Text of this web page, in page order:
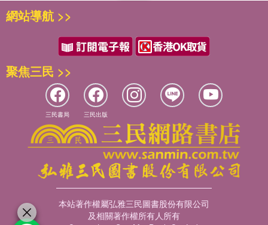
網站導航 >>
聚焦三民 >>
三民書局 三民出版
本站著作權屬弘雅三民圖書股份有限公司
及相關著作權所有人所有